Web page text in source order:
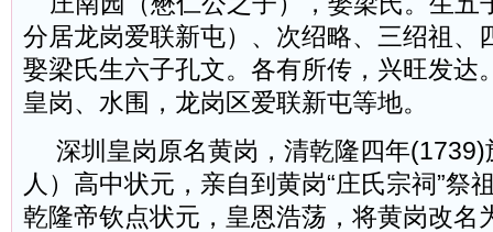
分居龙岗爱联新屯）、次绍略、三绍祖、
娶梁氏生六子孔文。各有所传，兴旺发达
皇岗、水围，龙岗区爱联新屯等地。
深圳皇岗原名黄岗，清乾隆四年(1739)
人）高中状元，亲自到黄岗“庄氏宗祠”祭
乾隆帝钦点状元，皇恩浩荡，将黄岗改名